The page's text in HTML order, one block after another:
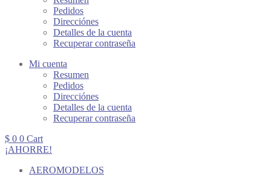
Pedidos
Direcciónes
Detalles de la cuenta
Recuperar contraseña
Mi cuenta
Resumen
Pedidos
Direcciónes
Detalles de la cuenta
Recuperar contraseña
$ 0 0 Cart
¡AHORRE!
AEROMODELOS